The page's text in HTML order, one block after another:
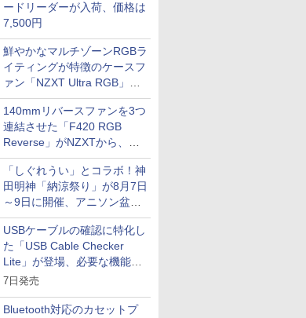
ードリーダーが入荷、価格は
7,500円
鮮やかなマルチゾーンRGBラ
イティングが特徴のケースフ
ァン「NZXT Ultra RGB」が
発売、計8製品
140mmリバースファンを3つ
連結させた「F420 RGB
Reverse」がNZXTから、単
一フレーム採用
「しぐれうい」とコラボ！神
田明神「納涼祭り」が8月7日
～9日に開催、アニソン盆踊
りや屋台グルメなどもあり
USBケーブルの確認に特化し
た「USB Cable Checker
Lite」が登場、必要な機能を
凝縮しコンパクトに
7日発売
Bluetooth対応のカセットプ